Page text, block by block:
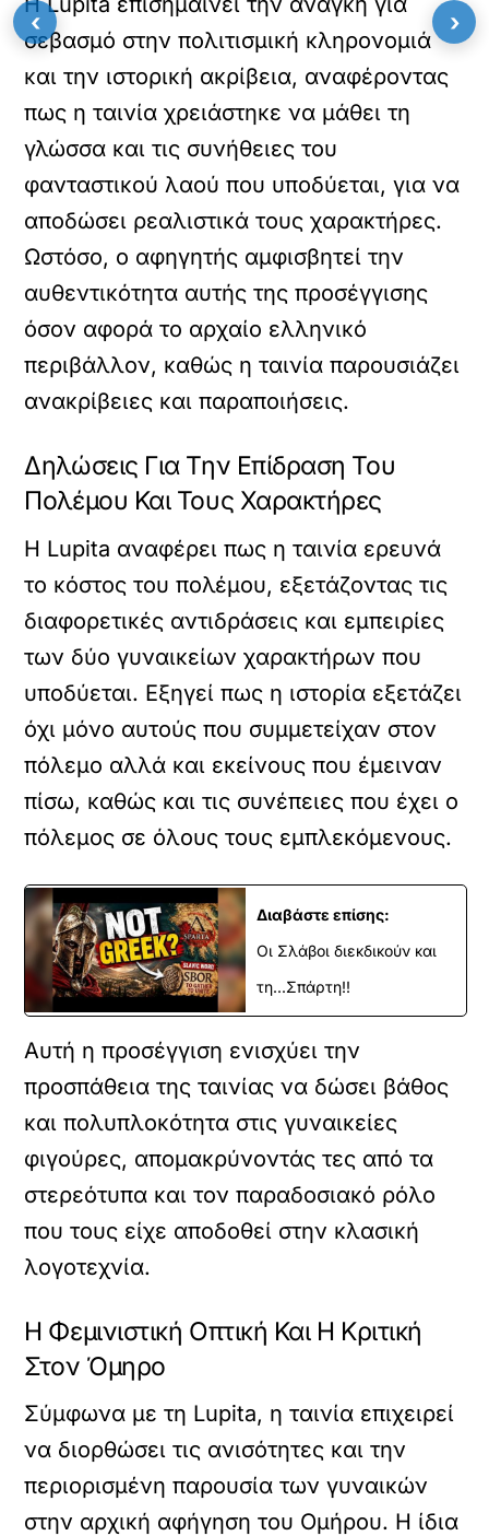
σεβασμό στην πολιτισμική κληρονομιά
και την ιστορική ακρίβεια, αναφέροντας
πως η ταινία χρειάστηκε να μάθει τη
γλώσσα και τις συνήθειες του
φανταστικού λαού που υποδύεται, για να
αποδώσει ρεαλιστικά τους χαρακτήρες.
Ωστόσο, ο αφηγητής αμφισβητεί την
αυθεντικότητα αυτής της προσέγγισης
όσον αφορά το αρχαίο ελληνικό
περιβάλλον, καθώς η ταινία παρουσιάζει
ανακρίβειες και παραποιήσεις.
Δηλώσεις Για Την Επίδραση Του
Πολέμου Και Τους Χαρακτήρες
Η Lupita αναφέρει πως η ταινία ερευνά
το κόστος του πολέμου, εξετάζοντας τις
διαφορετικές αντιδράσεις και εμπειρίες
των δύο γυναικείων χαρακτήρων που
υποδύεται. Εξηγεί πως η ιστορία εξετάζει
όχι μόνο αυτούς που συμμετείχαν στον
πόλεμο αλλά και εκείνους που έμειναν
πίσω, καθώς και τις συνέπειες που έχει ο
πόλεμος σε όλους τους εμπλεκόμενους.
Διαβάστε επίσης:
Οι Σλάβοι διεκδικούν και
τη...Σπάρτη!!
Αυτή η προσέγγιση ενισχύει την
προσπάθεια της ταινίας να δώσει βάθος
και πολυπλοκότητα στις γυναικείες
φιγούρες, απομακρύνοντάς τες από τα
στερεότυπα και τον παραδοσιακό ρόλο
που τους είχε αποδοθεί στην κλασική
λογοτεχνία.
Η Φεμινιστική Οπτική Και Η Κριτική
Στον Όμηρο
Σύμφωνα με τη Lupita, η ταινία επιχειρεί
να διορθώσει τις ανισότητες και την
περιορισμένη παρουσία των γυναικών
στην αρχική αφήγηση του Ομήρου. Η ίδια
‹ ›